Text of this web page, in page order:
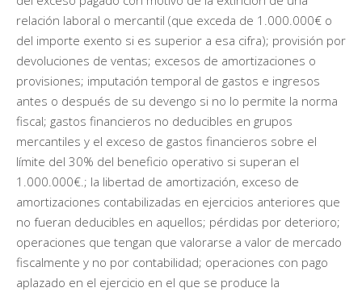
relación laboral o mercantil (que exceda de 1.000.000€ o
del importe exento si es superior a esa cifra); provisión por
devoluciones de ventas; excesos de amortizaciones o
provisiones; imputación temporal de gastos e ingresos
antes o después de su devengo si no lo permite la norma
fiscal; gastos financieros no deducibles en grupos
mercantiles y el exceso de gastos financieros sobre el
límite del 30% del beneficio operativo si superan el
1.000.000€.; la libertad de amortización, exceso de
amortizaciones contabilizadas en ejercicios anteriores que
no fueran deducibles en aquellos; pérdidas por deterioro;
operaciones que tengan que valorarse a valor de mercado
fiscalmente y no por contabilidad; operaciones con pago
aplazado en el ejercicio en el que se produce la